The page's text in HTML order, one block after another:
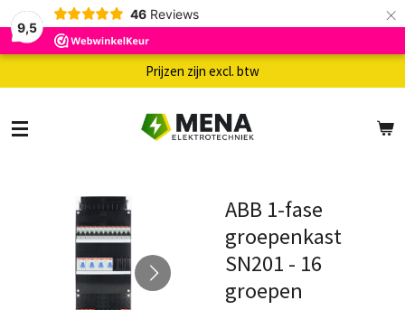
9,5
46 Reviews ×
Prijzen zijn excl. btw
ABB 1-fase
groepenkast
SN201 - 16
groepen